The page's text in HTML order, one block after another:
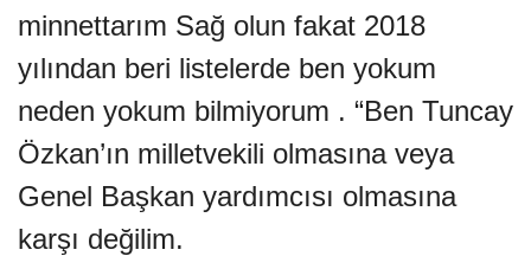
minnettarım Sağ olun fakat 2018
yılından beri listelerde ben yokum
neden yokum bilmiyorum . “Ben Tuncay
Özkan’ın milletvekili olmasına veya
Genel Başkan yardımcısı olmasına
karşı değilim.